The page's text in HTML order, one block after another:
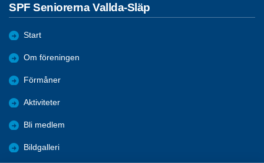
SPF Seniorerna Vallda-Släp
Start
Om föreningen
Förmåner
Aktiviteter
Bli medlem
Bildgalleri